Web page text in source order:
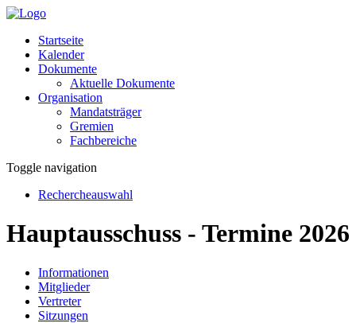
Startseite
Kalender
Dokumente
Aktuelle Dokumente
Organisation
Mandatsträger
Gremien
Fachbereiche
Toggle navigation
Rechercheauswahl
Hauptausschuss - Termine 2026
Informationen
Mitglieder
Vertreter
Sitzungen